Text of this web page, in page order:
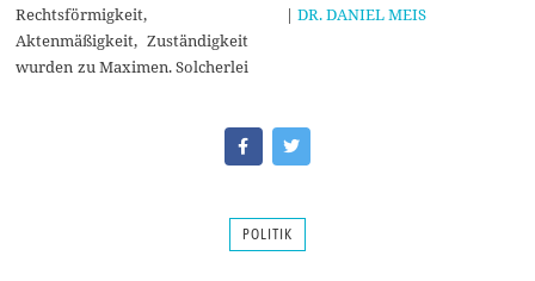
Rechtsförmigkeit,
Aktenmäßigkeit, Zuständigkeit
wurden zu Maximen. Solcherlei
| DR. DANIEL MEIS
POLITIK